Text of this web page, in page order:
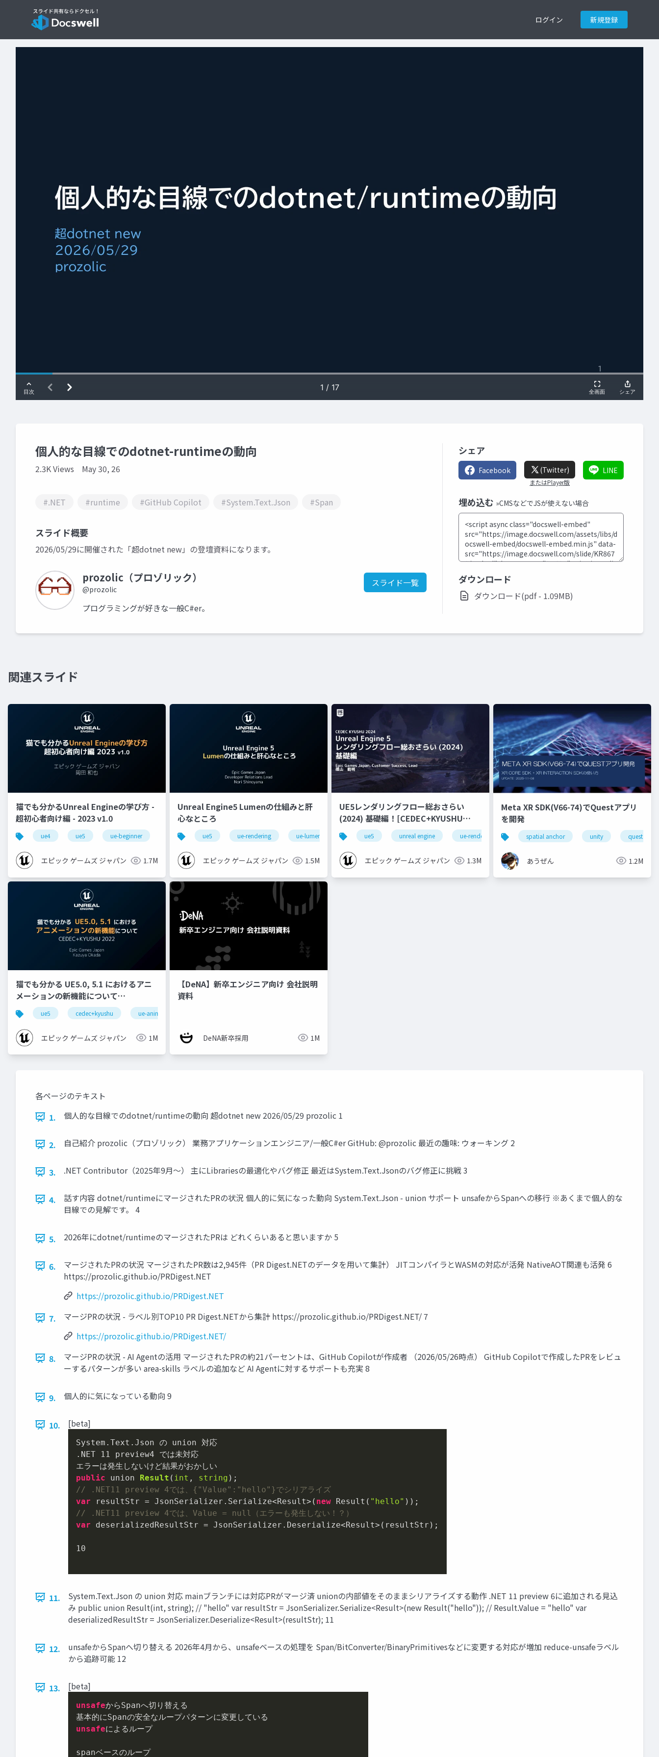
ログイン 新規登録
個人的な目線でのdotnet-runtimeの動向
2.3K Views May 30, 26
#.NET #runtime #GitHub Copilot #System.Text.Json #Span
スライド概要
2026/05/29に開催された「超dotnet new」の登壇資料になります。
prozolic（プロゾリック）
@prozolic
スライド一覧
プログラミングが好きな一般C#er。
シェア
Facebook (Twitter)
またはPlayer版
LINE
埋め込む »CMSなどでJSが使えない場合
ダウンロード
ダウンロード(pdf - 1.09MB)
関連スライド
猫でも分かるUnreal Engineの学び方 -
超初心者向け編 - 2023 v1.0
ue4 ue5 ue-beginner
エピック ゲームズ ジャパン 1.7M
Unreal Engine5 Lumenの仕組みと肝
心なところ
ue5 ue-rendering ue-lumen
エピック ゲームズ ジャパン 1.5M
UE5レンダリングフロー総おさらい
(2024) 基礎編！[CEDEC+KYUSHU
2024] ue5 unreal engine ue-rendering
エピック ゲームズ ジャパン 1.3M
Meta XR SDK(V66-74)でQuestアプリ
を開発
spatial anchor unity quest pro
あうぜん 1.2M
猫でも分かる UE5.0, 5.1 におけるアニ
メーションの新機能について
【CEDEC+KYUSHU 2022】
ue5 cedec+kyushu ue-animation
エピック ゲームズ ジャパン 1M
【DeNA】新卒エンジニア向け 会社説明
資料
DeNA新卒採用 1M
各ページのテキスト
1.
個人的な目線でのdotnet/runtimeの動向 超dotnet new 2026/05/29 prozolic 1
2. 自己紹介 prozolic（プロゾリック） 業務アプリケーションエンジニア/一般C#er GitHub: @prozolic 最近の趣味: ウォーキング 2
3. .NET Contributor（2025年9月～） 主にLibrariesの最適化やバグ修正 最近はSystem.Text.Jsonのバグ修正に挑戦 3
4.
話す内容 dotnet/runtimeにマージされたPRの状況 個人的に気になった動向 System.Text.Json - union サポート unsafeからSpanへの移行 ※あくまで個人的な
目線での見解です。 4
5. 2026年にdotnet/runtimeのマージされたPRは どれくらいあると思いますか 5
6.
マージされたPRの状況 マージされたPR数は2,945件（PR Digest.NETのデータを用いて集計） JITコンパイラとWASMの対応が活発 NativeAOT関連も活発 6
https://prozolic.github.io/PRDigest.NET
https://prozolic.github.io/PRDigest.NET
7.
マージPRの状況 - ラベル別TOP10 PR Digest.NETから集計 https://prozolic.github.io/PRDigest.NET/ 7
https://prozolic.github.io/PRDigest.NET/
8.
マージPRの状況 - AI Agentの活用 マージされたPRの約21パーセントは、GitHub Copilotが作成者 （2026/05/26時点） GitHub Copilotで作成したPRをレビュ
ーするパターンが多い area-skills ラベルの追加など AI Agentに対するサポートも充実 8
9. 個人的に気になっている動向 9
10. [beta]
System.Text.Json の union 対応
.NET
11 preview4 では未対応
public union Result ( int , string )
// .NET11 preview 4では、{"Value":"hello"}でシリアライズ
var resultStr = JsonSerializer.Serialize<Result>( new Result( "hello"
// .NET11 preview 4では、Value = null（エラーも発生しない！？）
var deserializedResultStr = JsonSerializer.Deserialize<Result>(resultStr);
10
11.
System.Text.Json の union 対応 mainブランチには対応PRがマージ済 unionの内部値をそのままシリアライズする動作 .NET 11 preview 6に追加される見込
み public union Result(int, string); // "hello" var resultStr = JsonSerializer.Serialize<Result>(new Result("hello")); // Result.Value = "hello" var
deserializedResultStr = JsonSerializer.Deserialize<Result>(resultStr); 11
12.
unsafeからSpanへ切り替える 2026年4月から、unsafeベースの処理を Span/BitConverter/BinaryPrimitivesなどに変更する対応が増加 reduce-unsafeラベル
から追跡可能 12
13. [beta]
unsafeからSpanへ切り替える
unsafeによるループ
spanベースのループ